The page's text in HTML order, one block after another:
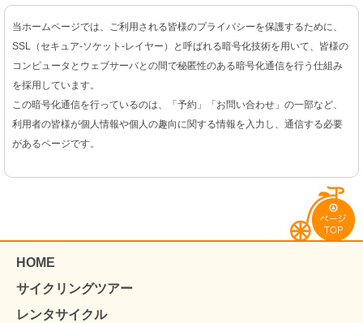
当ホームページでは、ご利用される皆様のプライバシーを保護するために、
SSL（セキュア-ソケット-レイヤー）と呼ばれる暗号化技術を用いて、皆様の
コンピュータとウェブサーバとの間で秘匿性のある暗号化通信を行う仕組み
を採用しています。
この暗号化通信を行っているのは、「予約」「お問い合わせ」の一部など、
利用者の皆様が個人情報や個人の趣向に関する情報を入力し、通信する必要
があるページです。
HOME
サイクリングツアー
レンタサイクル